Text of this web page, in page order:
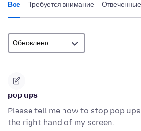
Все Требуется внимание Отвеченные
pop ups
Please tell me how to stop pop
the right hand of my screen.